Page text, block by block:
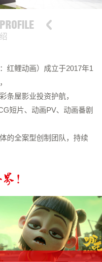
红鲤动画）成立于2017年1
条屋影业投资护航，
短片、动画PV、动画番剧
的全案型创制团队，持续